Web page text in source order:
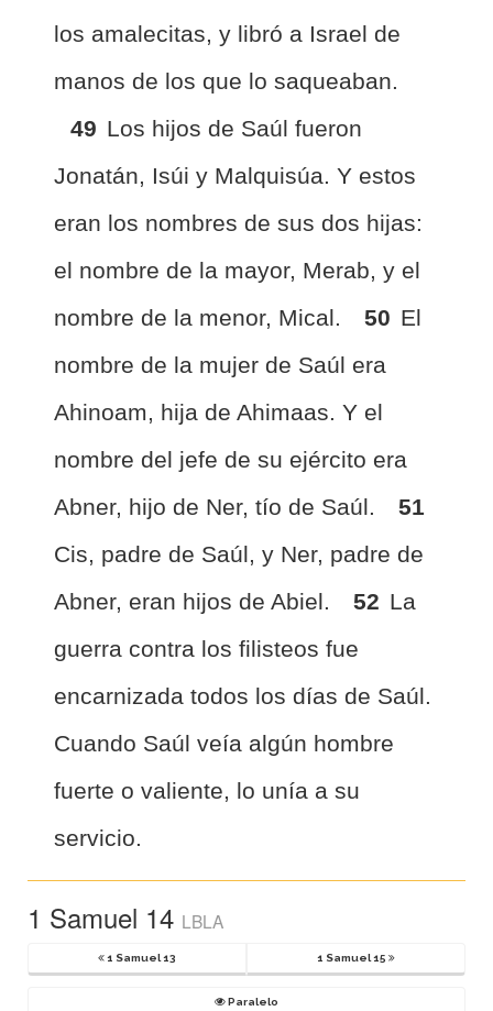
los amalecitas, y libró a Israel de
manos de los que lo saqueaban.
49 Los hijos de Saúl fueron
Jonatán, Isúi y Malquisúa. Y estos
eran los nombres de sus dos hijas:
el nombre de la mayor, Merab, y el
nombre de la menor, Mical.
50 El
nombre de la mujer de Saúl era
Ahinoam, hija de Ahimaas. Y el
nombre del jefe de su ejército era
Abner, hijo de Ner, tío de Saúl.
51
Cis, padre de Saúl, y Ner, padre de
Abner, eran hijos de Abiel.
52 La
guerra contra los filisteos fue
encarnizada todos los días de Saúl.
Cuando Saúl veía algún hombre
fuerte o valiente, lo unía a su
servicio.
1 Samuel 14 LBLA
1 Samuel 13 1 Samuel 15
Paralelo